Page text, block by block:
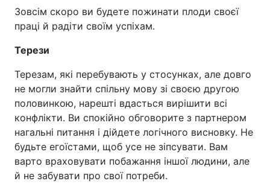
Тема оформлення
Зовсім скоро ви будете пожинати плоди своєї
праці й радіти своїм успіхам.
Терези
Терезам, які перебувають у стосунках, але довго
не могли знайти спільну мову зі своєю другою
половинкою, нарешті вдасться вирішити всі
конфлікти. Ви спокійно обговорите з партнером
нагальні питання і дійдете логічного висновку. Не
будьте егоїстами, щоб усе не зіпсувати. Вам
варто враховувати побажання іншої людини, але
й не забувати про свої потреби.